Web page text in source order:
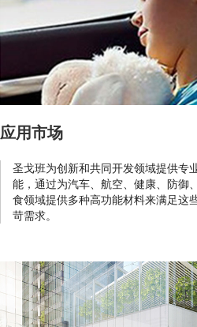
应用市场
圣戈班为创新和共同开发领域提供专
能，通过为汽车、航空、健康、防御
食领域提供多种高功能材料来满足这
苛需求。